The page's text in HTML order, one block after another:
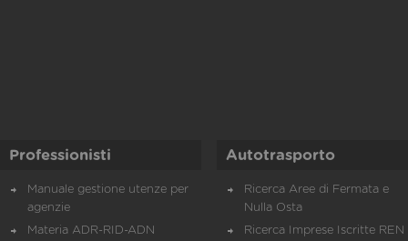
Professionisti
Manuale gestione utenze per
agenzie
Materia ADR-RID-ADN
Autotrasporto
Ricerca Aree di Fermata e
Nulla Osta
Ricerca Imprese Iscritte REN